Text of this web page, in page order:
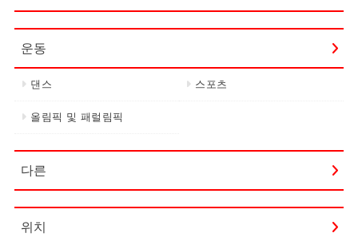
운동
댄스 스포츠
올림픽 및 패럴림픽
다른
위치